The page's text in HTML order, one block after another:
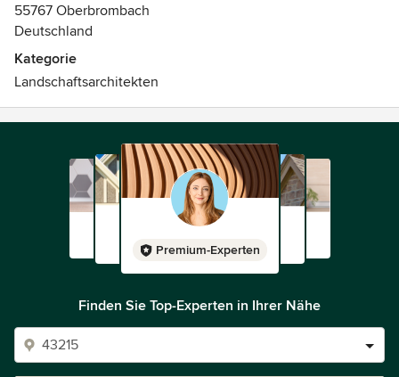
55767 Oberbrombach
Deutschland
Kategorie
Landschaftsarchitekten
Premium-Experten
Finden Sie Top-Experten in Ihrer Nähe